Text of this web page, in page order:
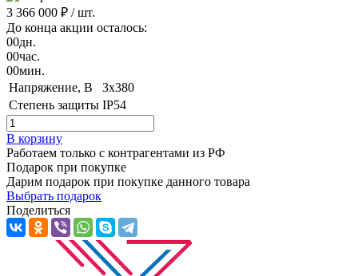
3 366 000 ₽ / шт.
До конца акции осталось:
00дн.
00час.
00мин.
Напряжение, B
3x380
Степень защиты IP54
В корзину
Работаем только с контрагентами из РФ
Подарок при покупке
Дарим подарок при покупке данного товара
Выбрать подарок
Поделиться